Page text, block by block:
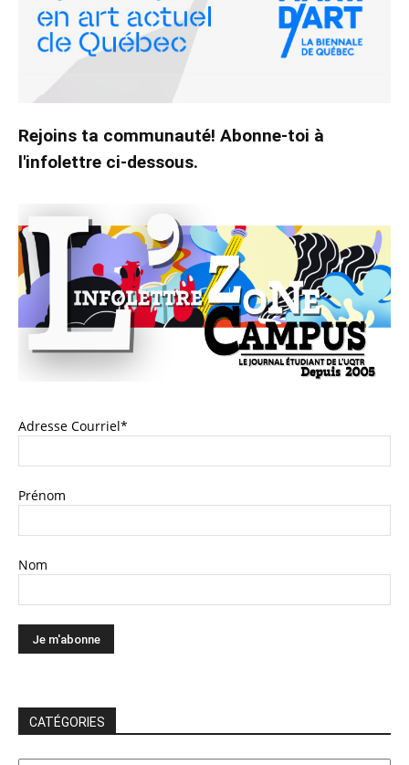
Rejoins ta communauté! Abonne-toi à
l'infolettre ci-dessous.
Adresse Courriel*
Prénom
Nom
CATÉGORIES
CATÉGORIES